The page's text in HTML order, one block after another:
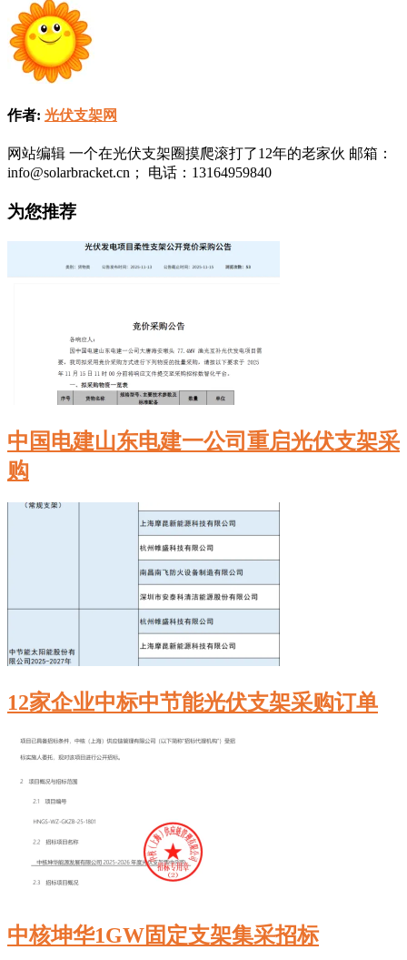
作者: 光伏支架网
网站编辑 一个在光伏支架圈摸爬滚打了12年的老家伙 邮箱：
info@solarbracket.cn； 电话：13164959840
为您推荐
中国电建山东电建一公司重启光伏支架采
购
12家企业中标中节能光伏支架采购订单
中核坤华‌1GW固定支架集采招标